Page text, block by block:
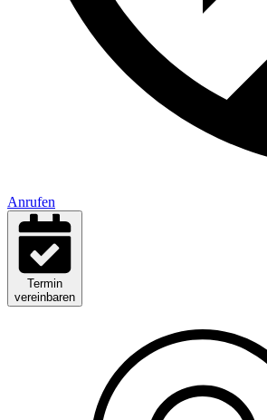
Anrufen
Termin
vereinbaren